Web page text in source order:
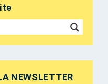
NEWSLETTER